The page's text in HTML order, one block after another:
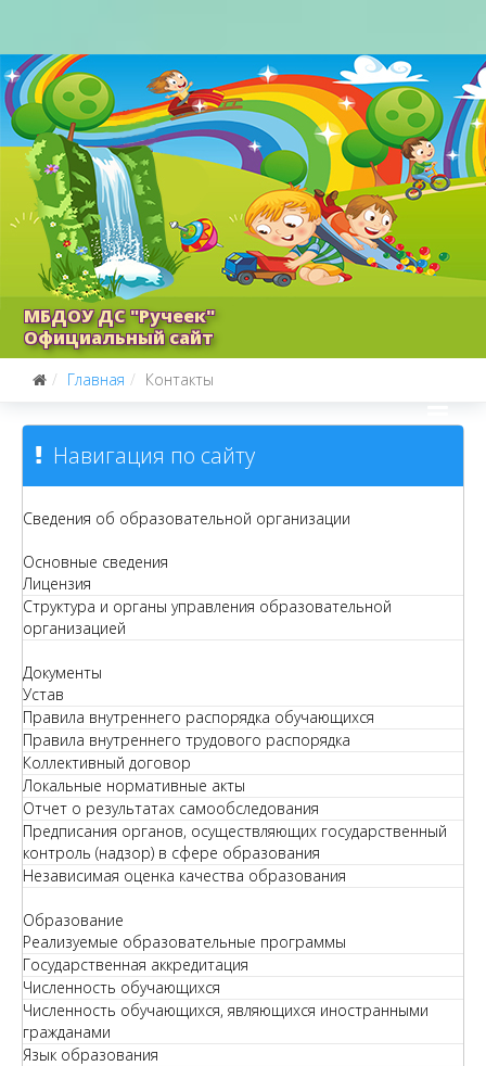
МБДОУ ДС "Ручеек"
Официальный сайт
Главная Контакты
Навигация по сайту
Сведения об образовательной организации
Основные сведения
Лицензия
Структура и органы управления образовательной
организацией
Документы
Устав
Правила внутреннего распорядка обучающихся
Правила внутреннего трудового распорядка
Коллективный договор
Локальные нормативные акты
Отчет о результатах самообследования
Предписания органов, осуществляющих государственный
контроль (надзор) в сфере образования
Независимая оценка качества образования
Образование
Реализуемые образовательные программы
Государственная аккредитация
Численность обучающихся
Численность обучающихся, являющихся иностранными
гражданами
Язык образования